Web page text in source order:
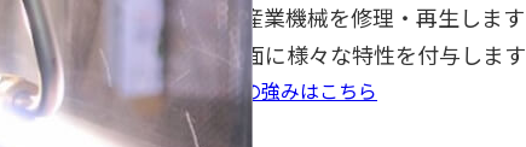
業務用エンジン、産業機械を修理・再生します
溶射加工で部品表面に様々な特性を付与します
光栄テクノシステムの強みはこちら